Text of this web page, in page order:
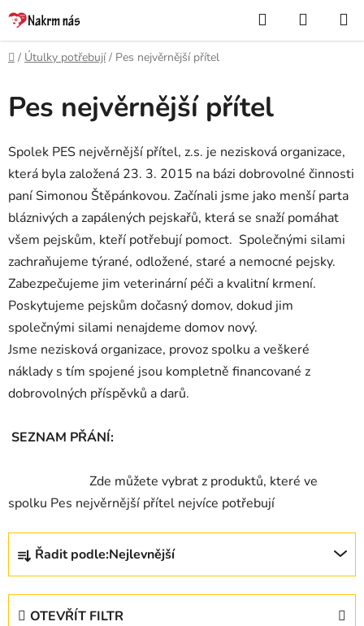
Přejít
na
obsah
Hledat
KOŠÍK
Domů
/ Útulky potřebují / Pes nejvěrnější přítel
Pes nejvěrnější přítel
Spolek PES nejvěrnější přítel, z.s. je nezisková organizace,
která byla založená 23. 3. 2015 na bázi dobrovolné činnosti
paní Simonou Štěpánkovou. Začínali jsme jako menší parta
bláznivých a zapálených pejskařů, která se snaží pomáhat
všem pejskům, kteří potřebují pomoct. Společnými silami
zachraňujeme týrané, odložené, staré a nemocné pejsky.
Zabezpečujeme jim veterinární péči a kvalitní krmení.
Poskytujeme pejskům dočasný domov, dokud jim
společnými silami nenajdeme domov nový.
Jsme nezisková organizace, provoz spolku a veškeré
náklady s tím spojené jsou kompletně financované z
dobrovolných příspěvků a darů.
SEZNAM PŘÁNÍ:
Zde můžete vybrat z produktů, které ve
spolku Pes nejvěrnější přítel nejvíce potřebují
Ř
z
Řadit podle:Nejlevnější
OTEVŘÍT FILTR